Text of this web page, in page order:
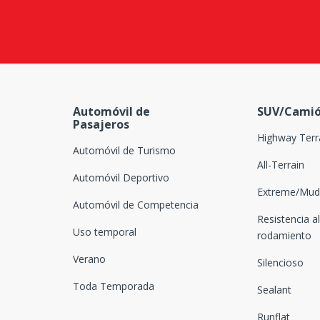
Automóvil de
Pasajeros
Automóvil de Turismo
Automóvil Deportivo
Automóvil de Competencia
Uso temporal
Verano
Toda Temporada
SUV/
Highway
All-Terrain
Extreme/
Resistencia al
rodamiento
Silencioso
Sealant
Runflat